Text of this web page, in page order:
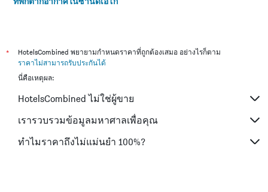
ที่พักตากอากาศในแซนเคลเมนที
ที่พักตากอากาศในซิล บีช
ที่พักตากอากาศในซานตาบาร์บารา
ที่พักตากอากาศในไอดิลไวลด์
ที่พักตากอากาศในเบอร์แบงก์
ที่พักตากอากาศในแมนฮัตตันบีช
*
HotelsCombined พยายามกำหนดราคาที่ถูกต้องเสมอ อย่างไรก็ตาม
ราคาไม่สามารถรับประกันได้
นี่คือเหตุผล:
HotelsCombined ไม่ใช่ผู้ขาย
เรารวบรวมข้อมูลมหาศาลเพื่อคุณ
ทำไมราคาถึงไม่แม่นยำ 100%?